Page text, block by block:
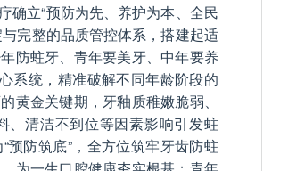
确立“预防为先、养护为本、全民
完整的品质管控体系，搭建起适
防蛀牙、青年要美牙、中年要养
系统，精准破解不同年龄阶段的
黄金关键期，牙釉质稚嫩脆弱、
、清洁不到位等因素影响引发蛀
防筑底”，全方位筑牢牙齿防蛀